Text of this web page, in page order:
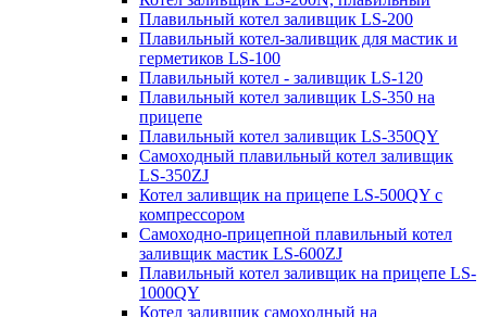
Плавильный котел заливщик LS-200
Плавильный котел-заливщик для мастик и
герметиков LS-100
Плавильный котел - заливщик LS-120
Плавильный котел заливщик LS-350 на
прицепе
Плавильный котел заливщик LS-350QY
Самоходный плавильный котел заливщик
LS-350ZJ
Котел заливщик на прицепе LS-500QY с
компрессором
Самоходно-прицепной плавильный котел
заливщик мастик LS-600ZJ
Плавильный котел заливщик на прицепе LS-
1000QY
Котел заливщик самоходный на